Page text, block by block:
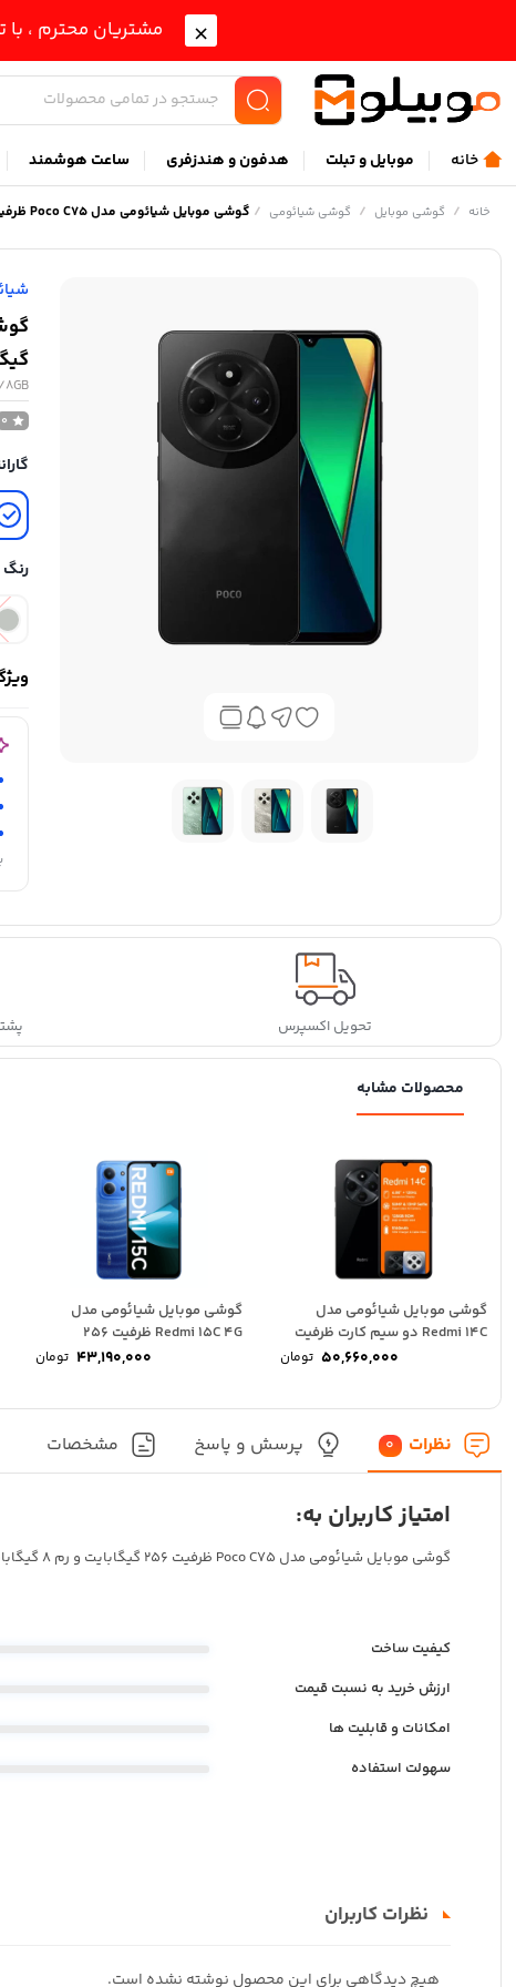
مشتریان محترم ،
خانه موبايل و تبلت هدفون و هندزفری ساعت هوشمند
خانه / گوشی موبایل / گوشی شیائومی / گوشی موبایل شیائومی مدل Poco C۷5 ظرفیت 256 گیگابایت و رم 8 گیگابایت
0
رنگ
تحویل اکسپرس
محصولات مشابه
گوشی موبایل شیائومی مدل
Redmi 14C دو سیم کارت ظرفیت
50,660,000 تومان
گوشی موبایل شیائومی مدل
Redmi 15C 4G ظرفیت 256
43,190,000 تومان
نظرات 0 پرسش و پاسخ مشخصات
امتیاز کاربران به:
گوشی موبایل شیائومی مدل Poco C۷5 ظرفیت 256 گیگابایت و رم 8 گیگابایت
کیفیت ساخت
ارزش خرید به نسبت قیمت
امکانات و قابلیت ها
سهولت استفاده
نظرات کاربران
هیچ دیدگاهی برای این محصول نوشته نشده است.